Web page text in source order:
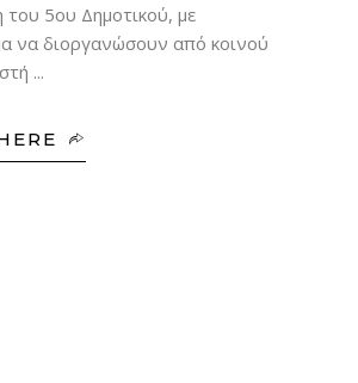
του 5ου Δημοτικού, με
να διοργανώσουν από κοινού